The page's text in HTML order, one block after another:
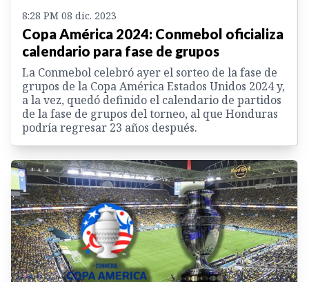
8:28 PM 08 dic. 2023
Copa América 2024: Conmebol oficializa
calendario para fase de grupos
La Conmebol celebró ayer el sorteo de la fase de
grupos de la Copa América Estados Unidos 2024 y,
a la vez, quedó definido el calendario de partidos
de la fase de grupos del torneo, al que Honduras
podría regresar 23 años después.